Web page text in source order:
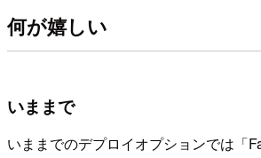
何が嬉しい
いままで
いままでのデプロイオプションでは「